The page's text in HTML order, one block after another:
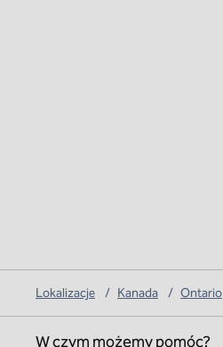
Lokalizacje / Kanada / Ontario
W czym możemy pomóc?